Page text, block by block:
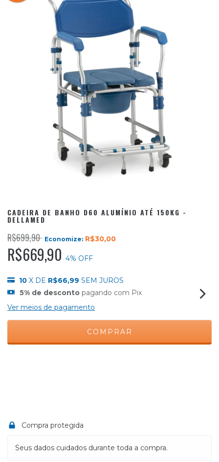
CADEIRA DE BANHO D60 ALUMÍNIO ATÉ 150KG -
DELLAMED
R$699,90 Economize: R$30,00
R$669,90 4% OFF
10 X DE R$66,99 SEM JUROS
5% de desconto pagando com Pix
Ver meios de pagamento
Compra protegida
Seus dados cuidados durante toda a compra.